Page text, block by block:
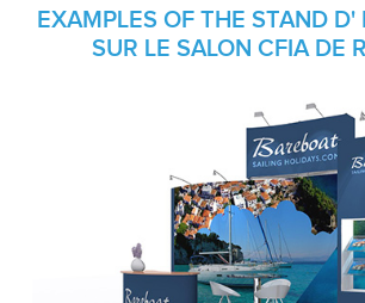
EXAMPLES OF THE STAND D'
SUR LE SALON CFIA DE